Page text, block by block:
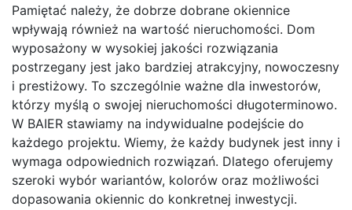
Pamiętać należy, że dobrze dobrane okiennice
wpływają również na wartość nieruchomości. Dom
wyposażony w wysokiej jakości rozwiązania
postrzegany jest jako bardziej atrakcyjny, nowoczesny
i prestiżowy. To szczególnie ważne dla inwestorów,
którzy myślą o swojej nieruchomości długoterminowo.
W BAIER stawiamy na indywidualne podejście do
każdego projektu. Wiemy, że każdy budynek jest inny i
wymaga odpowiednich rozwiązań. Dlatego oferujemy
szeroki wybór wariantów, kolorów oraz możliwości
dopasowania okiennic do konkretnej inwestycji.